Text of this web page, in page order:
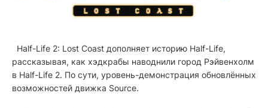
Half-Life 2: Lost Coast дополняет историю Half-Life,
рассказывая, как хэдкрабы наводнили город Рэйвенхолм
в Half-Life 2. По сути, уровень-демонстрация обновлённых
возможностей движка Source.